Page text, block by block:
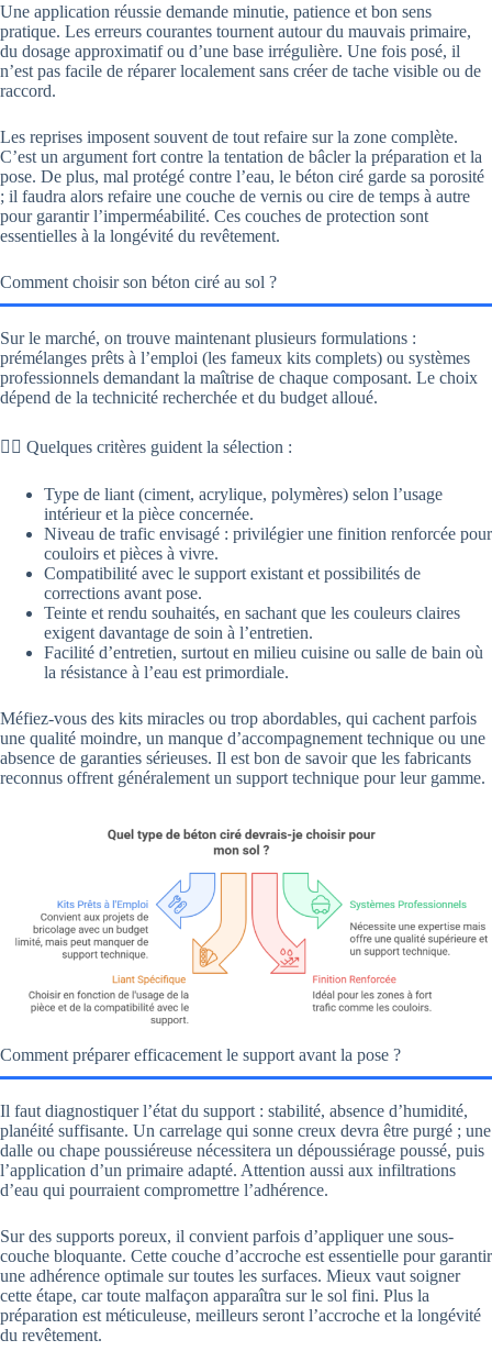
Une application réussie demande minutie, patience et bon sens
pratique. Les erreurs courantes tournent autour du mauvais primaire,
du dosage approximatif ou d’une base irrégulière. Une fois posé, il
n’est pas facile de réparer localement sans créer de tache visible ou de
raccord.
Les reprises imposent souvent de tout refaire sur la zone complète.
C’est un argument fort contre la tentation de bâcler la préparation et la
pose. De plus, mal protégé contre l’eau, le béton ciré garde sa porosité
; il faudra alors refaire une couche de vernis ou cire de temps à autre
pour garantir l’imperméabilité. Ces couches de protection sont
essentielles à la longévité du revêtement.
Comment choisir son béton ciré au sol ?
Sur le marché, on trouve maintenant plusieurs formulations :
prémélanges prêts à l’emploi (les fameux kits complets) ou systèmes
professionnels demandant la maîtrise de chaque composant. Le choix
dépend de la technicité recherchée et du budget alloué.
👉🏻 Quelques critères guident la sélection :
Type de liant (ciment, acrylique, polymères) selon l’usage
intérieur et la pièce concernée.
Niveau de trafic envisagé : privilégier une finition renforcée pour
couloirs et pièces à vivre.
Compatibilité avec le support existant et possibilités de
corrections avant pose.
Teinte et rendu souhaités, en sachant que les couleurs claires
exigent davantage de soin à l’entretien.
Facilité d’entretien, surtout en milieu cuisine ou salle de bain où
la résistance à l’eau est primordiale.
Méfiez-vous des kits miracles ou trop abordables, qui cachent parfois
une qualité moindre, un manque d’accompagnement technique ou une
absence de garanties sérieuses. Il est bon de savoir que les fabricants
reconnus offrent généralement un support technique pour leur gamme.
Comment préparer efficacement le support avant la pose ?
Il faut diagnostiquer l’état du support : stabilité, absence d’humidité,
planéité suffisante. Un carrelage qui sonne creux devra être purgé ; une
dalle ou chape poussiéreuse nécessitera un dépoussiérage poussé, puis
l’application d’un primaire adapté. Attention aussi aux infiltrations
d’eau qui pourraient compromettre l’adhérence.
Sur des supports poreux, il convient parfois d’appliquer une sous-
couche bloquante. Cette couche d’accroche est essentielle pour garantir
une adhérence optimale sur toutes les surfaces. Mieux vaut soigner
cette étape, car toute malfaçon apparaîtra sur le sol fini. Plus la
préparation est méticuleuse, meilleurs seront l’accroche et la longévité
du revêtement.